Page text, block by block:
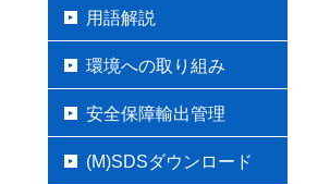
用語解説
環境への取り組み
安全保障輸出管理
(M)SDSダウンロード